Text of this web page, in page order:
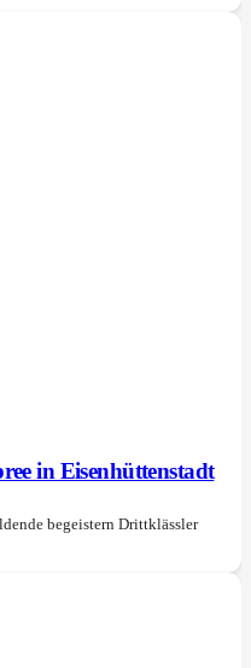
in Eisenhüttenstadt
begeistern Drittklässler